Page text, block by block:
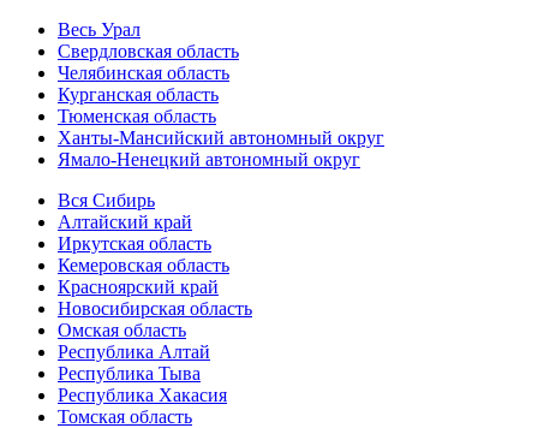
Весь Урал
Свердловская область
Челябинская область
Курганская область
Тюменская область
Ханты-Мансийский автономный округ
Ямало-Ненецкий автономный округ
Вся Сибирь
Алтайский край
Иркутская область
Кемеровская область
Красноярский край
Новосибирская область
Омская область
Республика Алтай
Республика Тыва
Республика Хакасия
Томская область